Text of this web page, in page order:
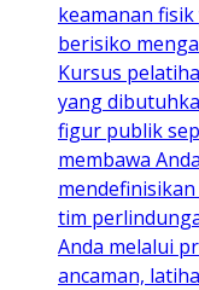
keamanan
berisiko
Kursus
yang
figur publik
membawa
tim
Anda melalui
ancaman,